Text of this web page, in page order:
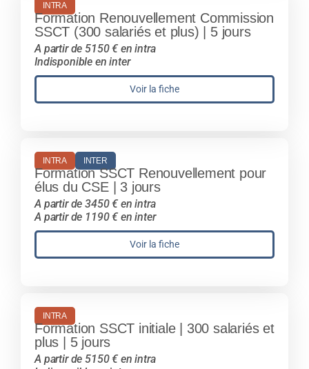
INTRA
Formation Renouvellement Commission
SSCT (300 salariés et plus) | 5 jours
A partir de 5150 € en intra
Indisponible en inter
Voir la fiche
INTRA INTER
Formation SSCT Renouvellement pour
élus du CSE | 3 jours
A partir de 3450 € en intra
A partir de 1190 € en inter
Voir la fiche
INTRA
Formation SSCT initiale | 300 salariés et
plus | 5 jours
A partir de 5150 € en intra